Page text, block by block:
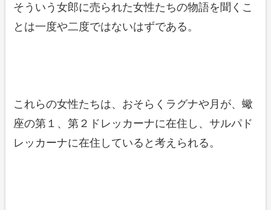
そういう女郎に売られた女性たちの物語を聞くこ
とは一度や二度ではないはずである。
これらの女性たちは、おそらくラグナや月が、蠍
座の第１、第２ドレッカーナに在住し、サルパド
レッカーナに在住していると考えられる。